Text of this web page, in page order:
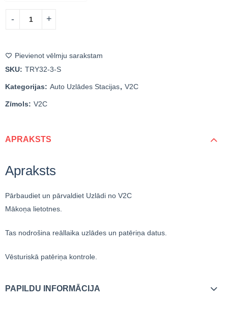
Pievienot vēlmju sarakstam
SKU: TRY32-3-S
Kategorijas: Auto Uzlādes Stacijas, V2C
Zīmols: V2C
APRAKSTS
Apraksts
Pārbaudiet un pārvaldiet Uzlādi no V2C
Mākoņa lietotnes.
Tas nodrošina reāllaika uzlādes un patēriņa datus.
Vēsturiskā patēriņa kontrole.
PAPILDU INFORMĀCIJA